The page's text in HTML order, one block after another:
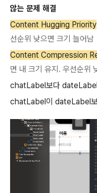
않는 문제 해결
Content Hugging Priority
선순위 낮으면 크기 늘어남
Content Compression
면 내 크기 유지. 우선순위
chatLabel보다 dateLabel
chatLabel이 dateLabel보